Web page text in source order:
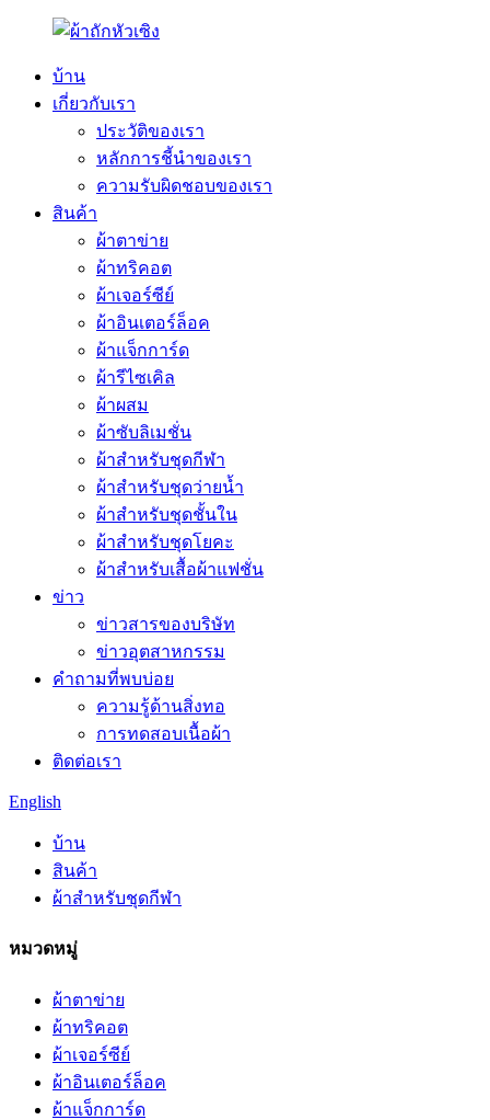
บ้าน
เกี่ยวกับเรา
ประวัติของเรา
หลักการชี้นำของเรา
ความรับผิดชอบของเรา
สินค้า
ผ้าตาข่าย
ผ้าทริคอต
ผ้าเจอร์ซีย์
ผ้าอินเตอร์ล็อค
ผ้าแจ็กการ์ด
ผ้ารีไซเคิล
ผ้าผสม
ผ้าซับลิเมชั่น
ผ้าสำหรับชุดกีฬา
ผ้าสำหรับชุดว่ายน้ำ
ผ้าสำหรับชุดชั้นใน
ผ้าสำหรับชุดโยคะ
ผ้าสำหรับเสื้อผ้าแฟชั่น
ข่าว
ข่าวสารของบริษัท
ข่าวอุตสาหกรรม
คำถามที่พบบ่อย
ความรู้ด้านสิ่งทอ
การทดสอบเนื้อผ้า
ติดต่อเรา
English
บ้าน
สินค้า
ผ้าสำหรับชุดกีฬา
หมวดหมู่
ผ้าตาข่าย
ผ้าทริคอต
ผ้าเจอร์ซีย์
ผ้าอินเตอร์ล็อค
ผ้าแจ็กการ์ด